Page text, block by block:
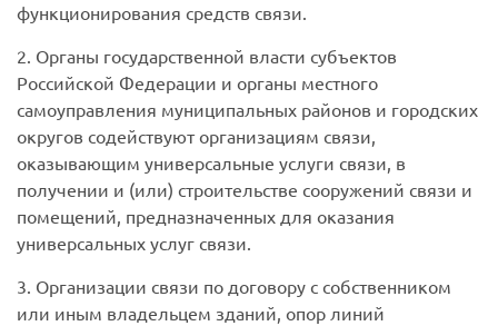
функционирования средств связи.
2. Органы государственной власти субъектов
Российской Федерации и органы местного
самоуправления муниципальных районов и городских
округов содействуют организациям связи,
оказывающим универсальные услуги связи, в
получении и (или) строительстве сооружений связи и
помещений, предназначенных для оказания
универсальных услуг связи.
3. Организации связи по договору с собственником
или иным владельцем зданий, опор линий